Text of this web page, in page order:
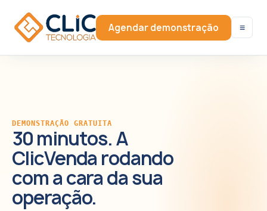
Agendar demonstração ≡
DEMONSTRAÇÃO GRATUITA
30 minutos. A
ClicVenda rodando
com a cara da sua
operação.